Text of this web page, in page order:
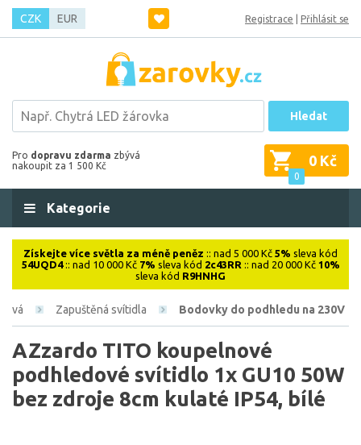
CZK EUR Registrace Přihlásit se
Hledat
Pro dopravu zdarma zbývá
nakoupit za 1 500 Kč
0
0 Kč
Kategorie
Získejte více světla za méně peněz :: nad 5 000 Kč 5% sleva kód
54UQD4:: nad 10 000 Kč 7% sleva kód 2c43RR :: nad 20 000 Kč 10%
sleva kód R9HNHG
Zapuštěná svítidla Bodovky do podhledu na 230V
AZzardo TITO koupelnové
podhledové svítidlo 1x GU10 50W
bez zdroje 8cm kulaté IP54, bílé